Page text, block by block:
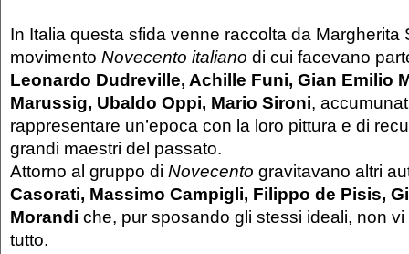
In Italia questa sfida venne raccolta da Margherita
movimento Novecento italiano di cui facevano
Leonardo Dudreville, Achille Funi, Gian Emilio
Marussig, Ubaldo Oppi, Mario Sironi,
rappresentare un’epoca con la loro pittura e di
grandi maestri del passato.
Attorno al gruppo di Novecento gravitavano altri
Casorati, Massimo Campigli, Filippo de Pisis,
Morandi che, pur sposando gli stessi ideali, non
tutto.